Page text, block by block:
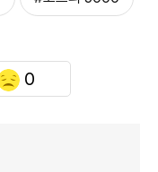
0